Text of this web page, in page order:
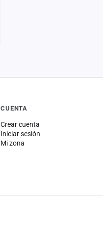
CUENTA
Crear cuenta
Iniciar sesión
Mi zona